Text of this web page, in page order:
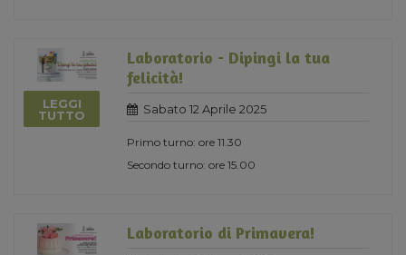
LEGGI
TUTTO
Laboratorio - Dipingi la tua
felicità!
Sabato 12 Aprile 2025
Primo turno: ore 11.30
Secondo turno: ore 15.00
Laboratorio di Primavera!